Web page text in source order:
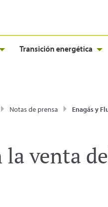
Transición energética
Notas de prensa Enagás y Fluxys acuerdan la venta
la venta